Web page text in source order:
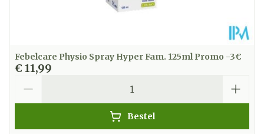
Febelcare Physio Spray Hyper Fam. 125ml Promo -3€
€ 11,99
Bestel